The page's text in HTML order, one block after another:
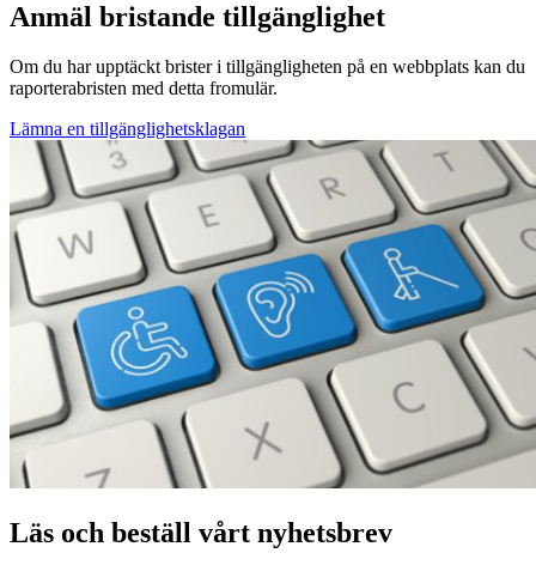
Anmäl bristande tillgänglighet
Om du har upptäckt brister i tillgängligheten på en webbplats kan du
raporterabristen med detta fromulär.
Lämna en tillgänglighetsklagan
Läs och beställ vårt nyhetsbrev